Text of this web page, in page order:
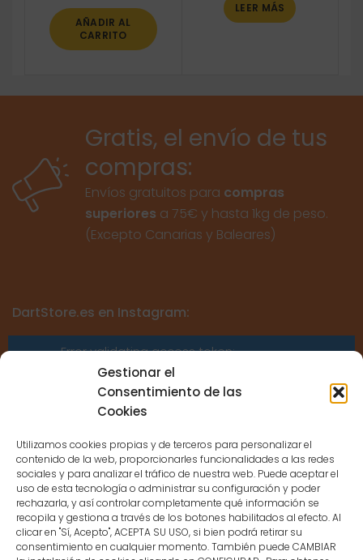
Gestionar el
Consentimiento de las
Cookies
Utilizamos cookies propias y de terceros para personalizar el
contenido de la web, proporcionarles funcionalidades a las redes
sociales y para analizar el tráfico de nuestra web. Puede aceptar el
uso de esta tecnología o administrar su configuración y poder
rechazarla, y así controlar completamente qué información se
recopila y gestiona a través de los botones habilitados al efecto. Al
clicar en "Sí, Acepto", ACEPTA SU USO, si bien podrá retirar su
consentimiento en cualquier momento. También puede CAMBIAR
era:
16,77€.
es:
15,09€.
AÑADIR AL
CARRITO
LEER MÁS
Gratis, el envío de tus
compras:
Envíos gratuitos para compras
superiores a 75€ y hasta 1kg de peso.
(Excepto Canarias y Baleares)
DartStore.es en Instagram:
Error validating access token:
Sessions for the user are not allowed
because the user is not a confirmed
CONTACTO
MENÚ PRINCIPAL